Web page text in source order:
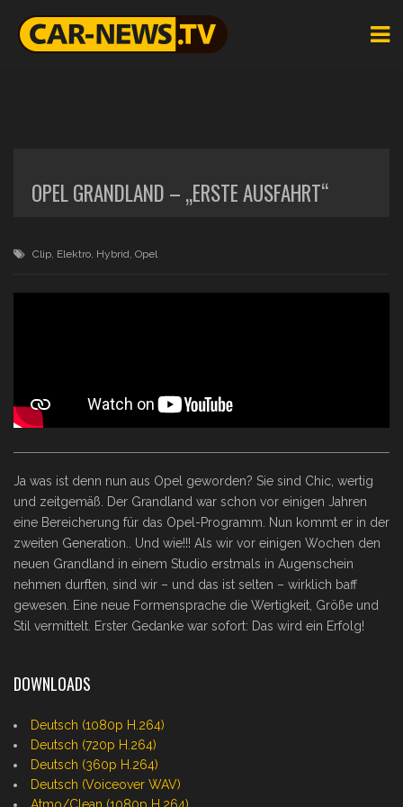
OPEL GRANDLAND – „ERSTE AUSFAHRT“
Clip, Elektro, Hybrid, Opel
Ja was ist denn nun aus Opel geworden? Sie sind Chic, wertig
und zeitgemäß. Der Grandland war schon vor einigen Jahren
eine Bereicherung für das Opel-Programm. Nun kommt er in der
zweiten Generation.. Und wie!!! Als wir vor einigen Wochen den
neuen Grandland in einem Studio erstmals in Augenschein
nehmen durften, sind wir – und das ist selten – wirklich baff
gewesen. Eine neue Formensprache die Wertigkeit, Größe und
Stil vermittelt. Erster Gedanke war sofort: Das wird ein Erfolg!
DOWNLOADS
Deutsch (1080p H.264)
Deutsch (720p H.264)
Deutsch (360p H.264)
Deutsch (Voiceover WAV)